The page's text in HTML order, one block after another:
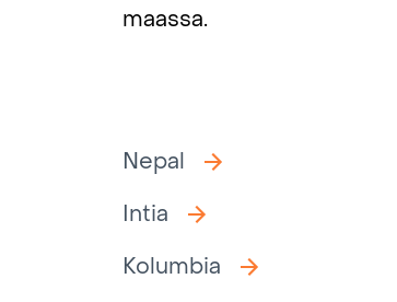
maassa.
Nepal
Intia
Kolumbia